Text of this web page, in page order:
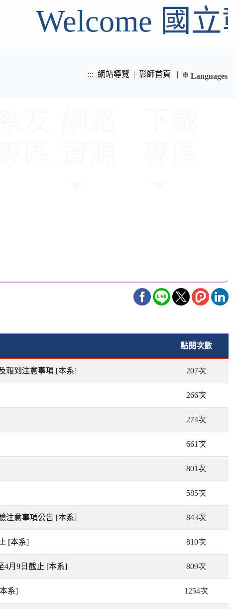
Welcome 國
::: 網站導覽 | 彰師首頁 | Languages
點閱次數
報到注意事項 [本系] 207次
266次
274次
661次
801次
585次
注意事項公告 [本系] 843次
[本系] 810次
4月9日截止 [本系] 809次
系] 1254次